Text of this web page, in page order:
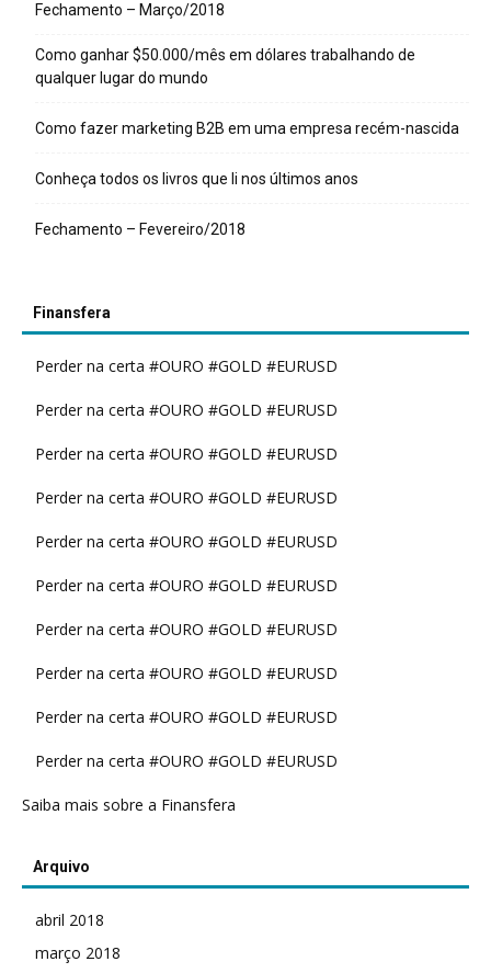
Fechamento – Março/2018
Como ganhar $50.000/mês em dólares trabalhando de
qualquer lugar do mundo
Como fazer marketing B2B em uma empresa recém-nascida
Conheça todos os livros que li nos últimos anos
Fechamento – Fevereiro/2018
Finansfera
Perder na certa #OURO #GOLD #EURUSD
Perder na certa #OURO #GOLD #EURUSD
Perder na certa #OURO #GOLD #EURUSD
Perder na certa #OURO #GOLD #EURUSD
Perder na certa #OURO #GOLD #EURUSD
Perder na certa #OURO #GOLD #EURUSD
Perder na certa #OURO #GOLD #EURUSD
Perder na certa #OURO #GOLD #EURUSD
Perder na certa #OURO #GOLD #EURUSD
Perder na certa #OURO #GOLD #EURUSD
Saiba mais sobre a Finansfera
Arquivo
abril 2018
março 2018